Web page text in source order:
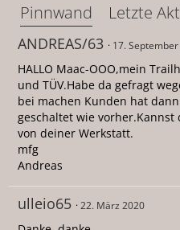
Pinnwand Letzte
ANDREAS/63 17.
HALLO Maac-OOO,mein
und TÜV.Habe da gefragt
bei machen Kunden hat
geschaltet wie
von deiner Werkstatt.
mfg
Andreas
ulleio65 22. März 2020